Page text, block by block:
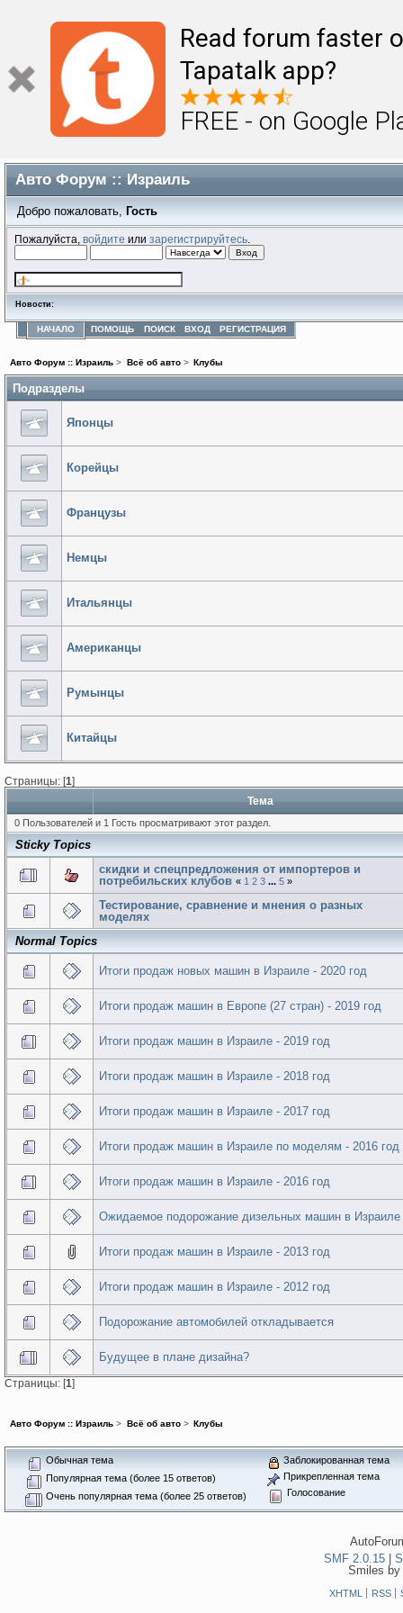
Read forum faster
Tapatalk app?
FREE - on Google
Авто Форум :: Израиль
Добро пожаловать, Гость
Пожалуйста,войдите илизарегистрируйтесь
Новости:
НАЧАЛО ПОМОЩЬ ПОИСК ВХОД РЕГИСТРАЦИЯ
Авто Форум :: Израиль > Всё об авто> Клубы
Подразделы
Японцы
Корейцы
Французы
Немцы
Итальянцы
Американцы
Румынцы
Китайцы
Страницы: [1]
Тема
0 Пользователей и 1 Гость просматривают этот раздел.
Sticky Topics
скидки и спецпредложения от импортеров и
потребильских клубов « 1 2 3 ...5 »
Тестирование, сравнение и мнения о разных
моделях
Normal Topics
Итоги продаж новых машин в Израиле - 2020 год
Итоги продаж машин в Европе (27 стран) - 2019 год
Итоги продаж машин в Израиле - 2019 год
Итоги продаж машин в Израиле - 2018 год
Итоги продаж машин в Израиле - 2017 год
Итоги продаж машин в Израиле по моделям - 2016 год
Итоги продаж машин в Израиле - 2016 год
Ожидаемое подорожание дизельных машин в Израиле
Итоги продаж машин в Израиле - 2013 год
Итоги продаж машин в Израиле - 2012 год
Подорожание автомобилей откладывается
Будущее в плане дизайна?
Страницы: [1]
Авто Форум :: Израиль > Всё об авто> Клубы
Обычная тема
Популярная тема (более 15 ответов)
Очень популярная тема (более 25 ответов)
Заблокированная тема
Прикрепленная тема
Голосование
SMF 2.0.15
Smiles
XHTML RSS